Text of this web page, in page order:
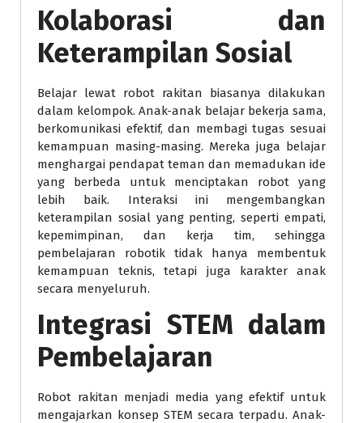
Kolaborasi dan
Keterampilan Sosial
Belajar lewat robot rakitan biasanya dilakukan
dalam kelompok. Anak-anak belajar bekerja sama,
berkomunikasi efektif, dan membagi tugas sesuai
kemampuan masing-masing. Mereka juga belajar
menghargai pendapat teman dan memadukan ide
yang berbeda untuk menciptakan robot yang
lebih baik. Interaksi ini mengembangkan
keterampilan sosial yang penting, seperti empati,
kepemimpinan, dan kerja tim, sehingga
pembelajaran robotik tidak hanya membentuk
kemampuan teknis, tetapi juga karakter anak
secara menyeluruh.
Integrasi STEM dalam
Pembelajaran
Robot rakitan menjadi media yang efektif untuk
mengajarkan konsep STEM secara terpadu. Anak-